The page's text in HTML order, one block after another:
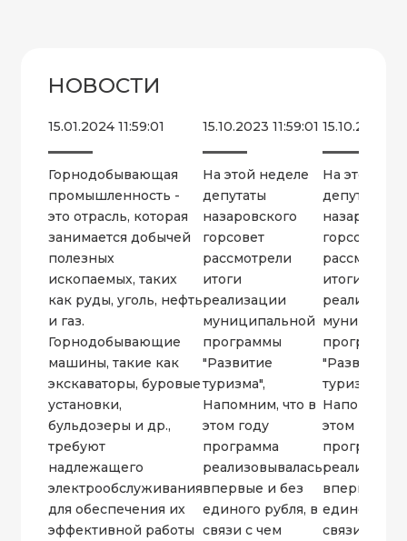
НОВОСТИ
15.01.2024 11:59:01
Горнодобывающая
промышленность -
это отрасль, которая
занимается добычей
полезных
ископаемых, таких
как руды, уголь, нефть
и газ.
Горнодобывающие
машины, такие как
экскаваторы, буровые
установки,
бульдозеры и др.,
требуют
надлежащего
электрообслуживания
для обеспечения их
эффективной работы
15.10.2023 11:59:01
На этой неделе
депутаты
назаровского
горсовет
рассмотрели
итоги
реализации
муниципальной
программы
"Развитие
туризма",
Напомним, что в
этом году
программа
реализовывалась
впервые и без
единого рубля, в
связи с чем
15.10.2022
На этой
депутаты
горсовет
итоги
реализации
программы
"Развитие
туризма",
Напомним,
этом году
программа
впервые и
единого
связи с чем